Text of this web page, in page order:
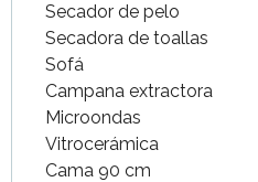
Secador de pelo
Secadora de toallas
Sofá
Campana extractora
Microondas
Vitrocerámica
Cama 90 cm